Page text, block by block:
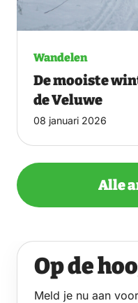
Wandelen
De mooiste
de Veluwe
08 januari 2026
Alle
Op de
Meld je nu aan